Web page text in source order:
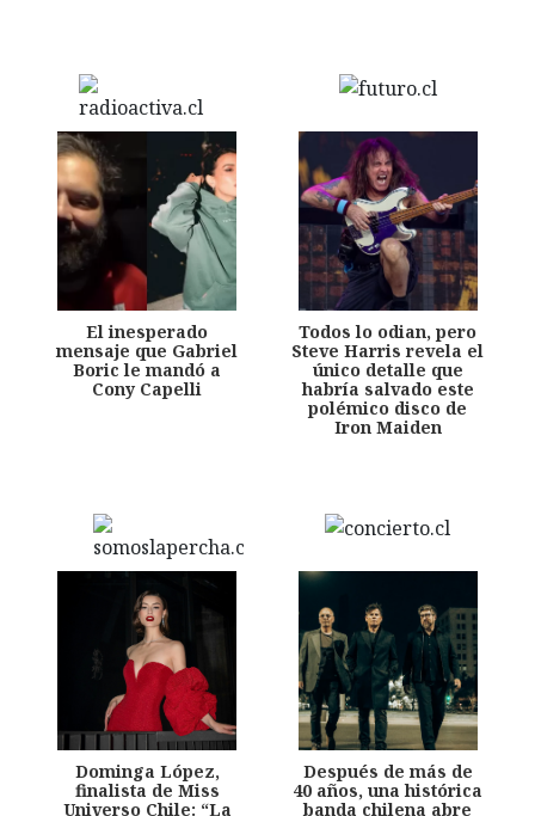
El inesperado
mensaje que Gabriel
Boric le mandó a
Cony Capelli
Todos lo odian, pero
Steve Harris revela el
único detalle que
habría salvado este
polémico disco de
Iron Maiden
Dominga López,
finalista de Miss
Universo Chile: “La
Después de más de
40 años, una histórica
banda chilena abre